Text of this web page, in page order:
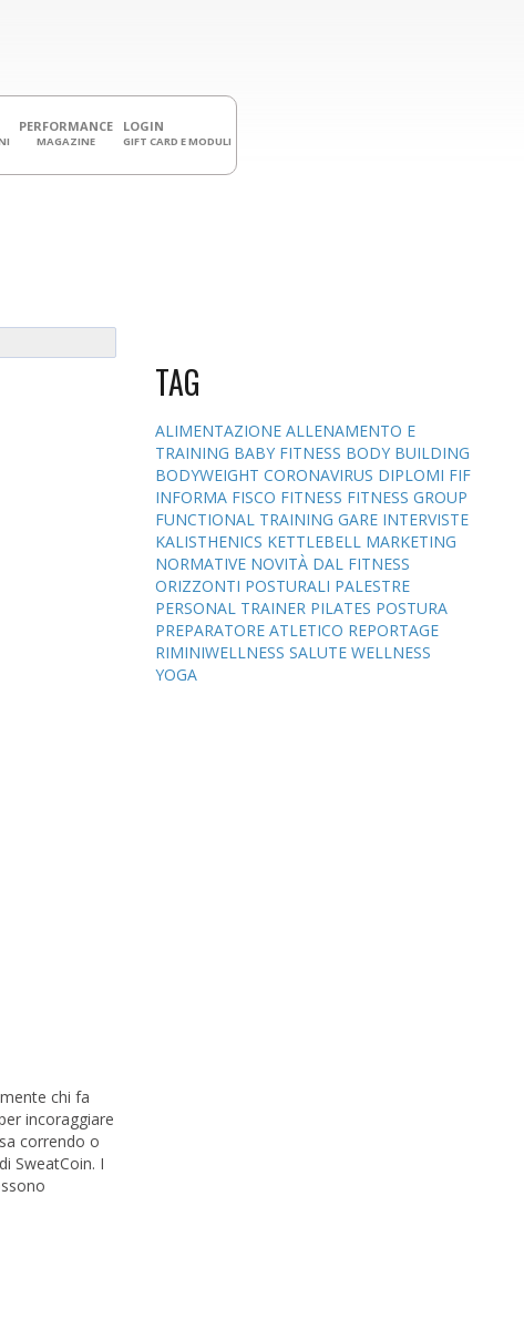
PERFORMANCE
MAGAZINE
LOGIN
GIFT CARD E MODULI
chi fa
incoraggiare
correndo o
SweatCoin. I
TAG
ALIMENTAZIONE ALLENAMENTO E
TRAINING BABY FITNESS BODY BUILDING
BODYWEIGHT CORONAVIRUS DIPLOMI FIF
INFORMA FISCO FITNESS FITNESS GROUP
FUNCTIONAL TRAINING GARE INTERVISTE
KALISTHENICS KETTLEBELL MARKETING
NORMATIVE NOVITÀ DAL FITNESS
ORIZZONTI POSTURALI PALESTRE
PERSONAL TRAINER PILATES POSTURA
PREPARATORE ATLETICO REPORTAGE
RIMINIWELLNESS SALUTE WELLNESS
YOGA